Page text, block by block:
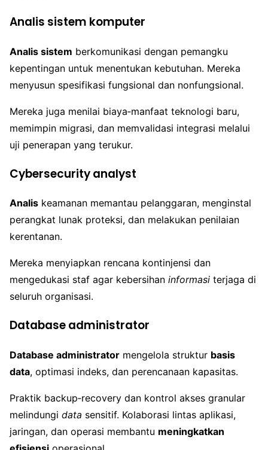
Analis sistem komputer
Analis sistem berkomunikasi dengan pemangku
kepentingan untuk menentukan kebutuhan. Mereka
menyusun spesifikasi fungsional dan nonfungsional.
Mereka juga menilai biaya‑manfaat teknologi baru,
memimpin migrasi, dan memvalidasi integrasi melalui
uji penerapan yang terukur.
Cybersecurity analyst
Analis keamanan memantau pelanggaran, menginstal
perangkat lunak proteksi, dan melakukan penilaian
kerentanan.
Mereka menyiapkan rencana kontinjensi dan
mengedukasi staf agar kebersihan informasi terjaga di
seluruh organisasi.
Database administrator
Database administrator mengelola struktur basis
data, optimasi indeks, dan perencanaan kapasitas.
Praktik backup‑recovery dan kontrol akses granular
melindungi data sensitif. Kolaborasi lintas aplikasi,
jaringan, dan operasi membantu meningkatkan